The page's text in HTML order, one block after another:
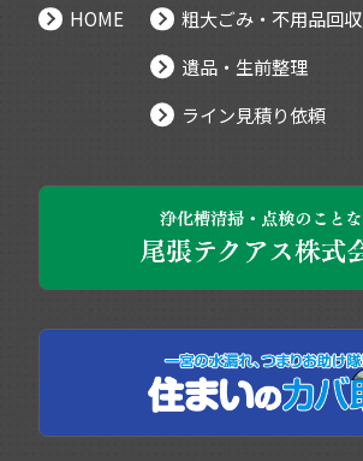
HOME
粗大ごみ・不用品回収
遺品・生前整理
ライン見積り依頼